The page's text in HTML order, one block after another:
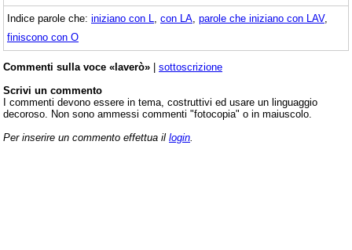
Indice parole che: iniziano con L con LA parole che iniziano con LAV,
finiscono con O
Commenti sulla voce «laverò» | sottoscrizione
Scrivi un commento
I commenti devono essere in tema, costruttivi ed usare un linguaggio
decoroso. Non sono ammessi commenti "fotocopia" o in maiuscolo.
Per inserire un commento effettua il login